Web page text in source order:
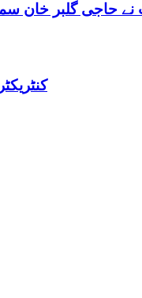
نے حاجی گلبر خان